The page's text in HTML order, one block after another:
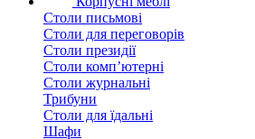
Столи письмові
Столи для переговорів
Столи президії
Столи комп’ютерні
Столи журнальні
Трибуни
Столи для їдальні
Шафи